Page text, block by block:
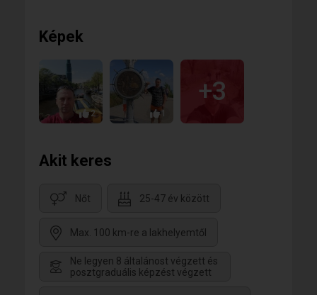
Képek
2 1
+3
Akit keres
Nőt 25-47 év között
Max. 100 km-re a lakhelyemtől
Ne legyen 8 általánost végzett és
posztgraduális képzést végzett